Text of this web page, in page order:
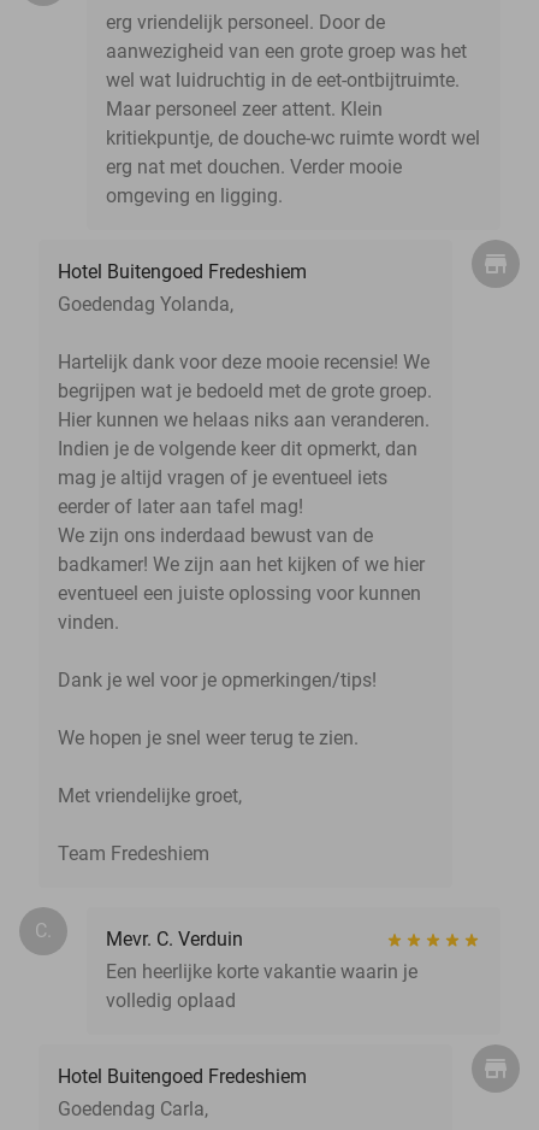
erg vriendelijk personeel. Door de
aanwezigheid van een grote groep was het
wel wat luidruchtig in de eet-ontbijtruimte.
Maar personeel zeer attent. Klein
kritiekpuntje, de douche-wc ruimte wordt wel
erg nat met douchen. Verder mooie
omgeving en ligging.
Hotel Buitengoed Fredeshiem
Goedendag Yolanda,
Hartelijk dank voor deze mooie recensie! We
begrijpen wat je bedoeld met de grote groep.
Hier kunnen we helaas niks aan veranderen.
Indien je de volgende keer dit opmerkt, dan
mag je altijd vragen of je eventueel iets
eerder of later aan tafel mag!
We zijn ons inderdaad bewust van de
badkamer! We zijn aan het kijken of we hier
eventueel een juiste oplossing voor kunnen
vinden.
Dank je wel voor je opmerkingen/tips!
We hopen je snel weer terug te zien.
Met vriendelijke groet,
Team Fredeshiem
C.
Mevr. C. Verduin
Een heerlijke korte vakantie waarin je
volledig oplaad
Hotel Buitengoed Fredeshiem
Goedendag Carla,